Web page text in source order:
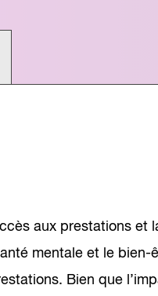
travail
Lire
aux prestations et
mentale et le
Bien que